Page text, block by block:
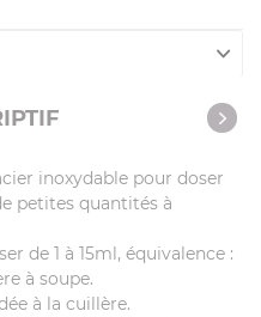
inoxydable pour doser
petites quantités à
de 1 à 15ml, équivalence :
à soupe.
à la cuillère.